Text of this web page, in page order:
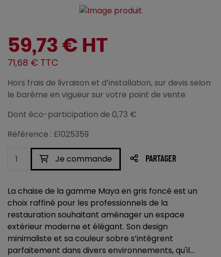
59,73 € HT
71,68 € TTC
Hors frais de livraison et d’installation, sur devis selon
le barème en vigueur sur votre point de vente
Dont éco-participation de 0,73 €
Référence : E1025359
Je commande PARTAGER
La chaise de la gamme Maya en gris foncé est un
choix raffiné pour les professionnels de la
restauration souhaitant aménager un espace
extérieur moderne et élégant. Son design
minimaliste et sa couleur sobre s’intègrent
parfaitement dans divers environnements, qu'il...